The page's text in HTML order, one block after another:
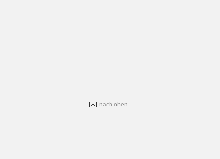
nach oben